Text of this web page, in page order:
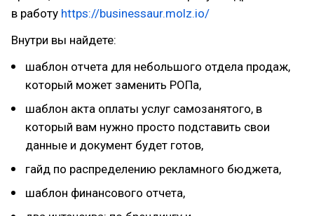
в работу https://businessaur.molz.io/
Внутри вы найдете:
шаблон отчета для небольшого отдела продаж,
который может заменить РОПа,
шаблон акта оплаты услуг самозанятого, в
который вам нужно просто подставить свои
данные и документ будет готов,
гайд по распределению рекламного бюджета,
шаблон финансового отчета,